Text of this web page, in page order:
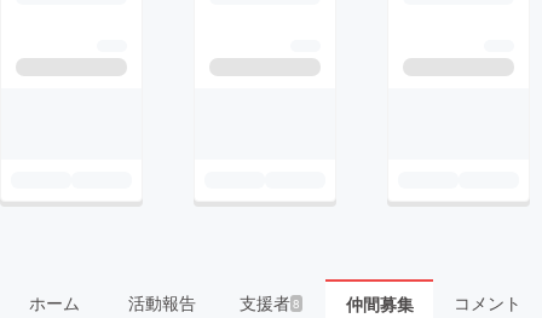
ホーム 活動報告 支援者8 仲間募集 コメント